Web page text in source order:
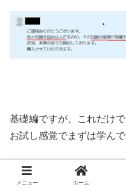
基礎編ですが、これだけ
お試し感覚でまずは学んで
御購入の方には、本尊継
です。
メニュー ホーム